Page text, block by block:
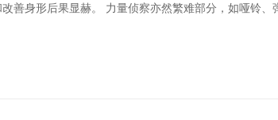
善身形后果显赫。 力量侦察亦然繁难部分，如哑铃